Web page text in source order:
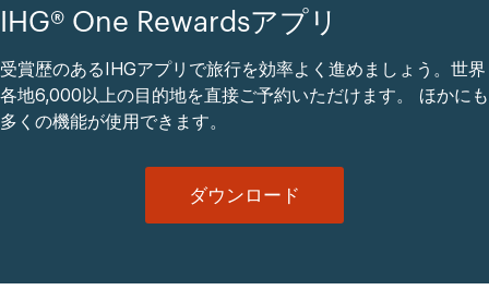
IHG® One Rewardsアプリ
受賞歴のあるIHGアプリで旅行を効率よく進めましょう。世界
各地6,000以上の目的地を直接ご予約いただけます。 ほかにも
多くの機能が使用できます。
ダウンロード